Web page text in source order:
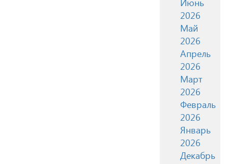
2026
Май
2026
Апрель
2026
Март
2026
Февраль
2026
Январь
2026
Декабрь